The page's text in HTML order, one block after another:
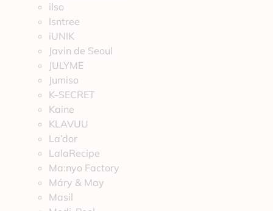
ilso
Isntree
iUNIK
Javin de Seoul
JULYME
Jumiso
K-SECRET
Kaine
KLAVUU
La’dor
LalaRecipe
Ma:nyo Factory
Máry & May
Masil